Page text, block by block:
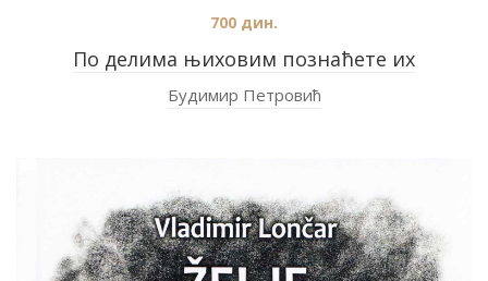
По делима њиховим познаћете их
700 дин.
Будимир Петровић